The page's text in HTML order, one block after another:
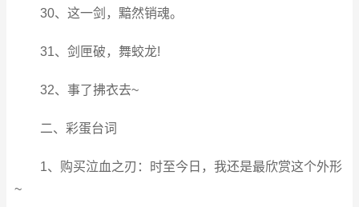
30、这一剑，黯然销魂。
31、剑匣破，舞蛟龙!
32、事了拂衣去~
二、彩蛋台词
1、购买泣血之刃：时至今日，我还是最欣赏这个外形
~